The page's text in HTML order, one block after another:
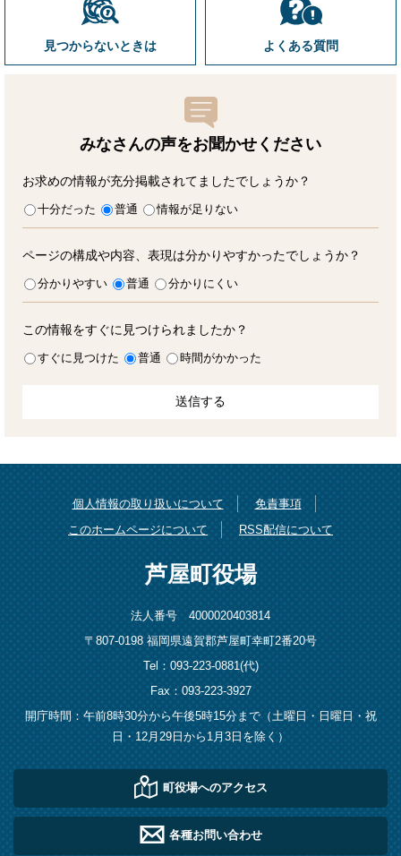
見つからないときは よくある質問
みなさんの声をお聞かせ ください
お求めの情報が充分掲載されてましたでしょうか？
十分だった 普通 情報が足りない
ページの構成や内容、表現は分かりやすかったでしょうか？
分かりやすい 普通 分かりにくい
この情報をすぐに見つけられましたか？
すぐに見つけた 普通 時間がかかった
個人情報の取り扱いについて
免責事項
このホームページについて
RSS配信について
芦屋町役場
法人番号 4000020403814
〒807-0198 福岡県遠賀郡芦屋町幸町2番20号
Tel：093-223-0881(代)
Fax：093-223-3927
開庁時間：午前8時30分から午後5時15分まで（土曜日・日曜日・祝
日・12月29日から1月3日を除く）
町役場へのアクセス
各種お問い合わせ